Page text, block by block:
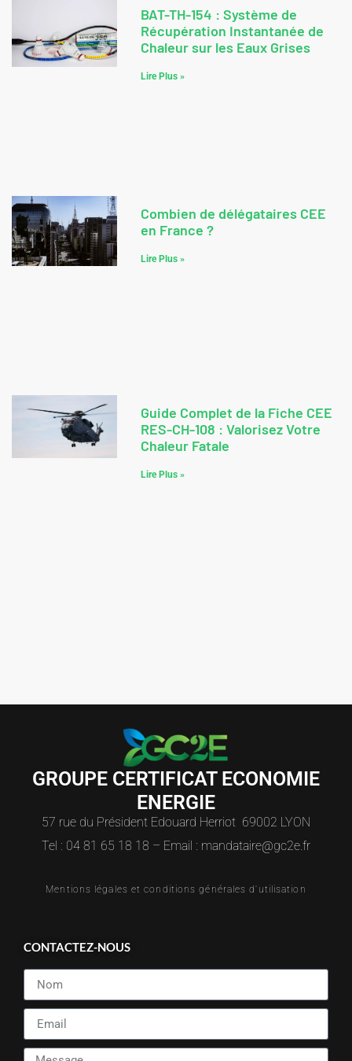
BAT-TH-154 : Système de
Récupération Instantanée de
Chaleur sur les Eaux Grises
Lire Plus »
Combien de délégataires CEE
en France ?
Lire Plus »
Guide Complet de la Fiche CEE
RES-CH-108 : Valorisez Votre
Chaleur Fatale
Lire Plus »
GROUPE CERTIFICAT ECONOMIE
ENERGIE
57 rue du Président Edouard Herriot 69002 LYON
Tel : 04 81 65 18 18 – Email : mandataire@gc2e.fr
Mentions légales et conditions générales d'utilisation
CONTACTEZ-NOUS